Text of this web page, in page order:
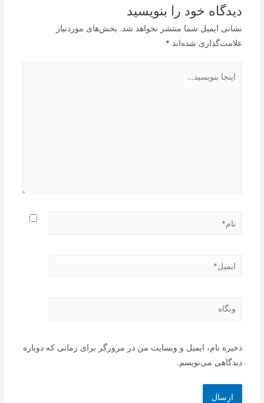
دیدگاه‌ خود را بنویسید
نشانی ایمیل شما منتشر نخواهد شد. بخش‌های موردنیاز
علامت‌گذاری شده‌اند *
بنویسید…
نام*
ایمیل*
وبگاه
ذخیره نام، ایمیل و وبسایت من در مرورگر برای زمانی که دوباره
دیدگاهی می‌نویسم.